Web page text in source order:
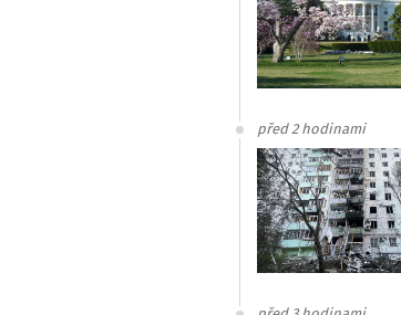
před 2 hodinami